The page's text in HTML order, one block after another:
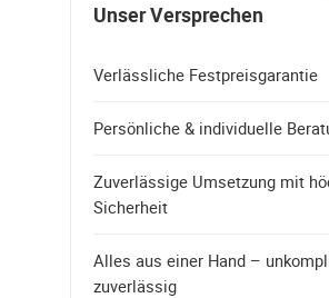
Unser Versprechen
Verlässliche Festpreisgarantie
Persönliche & individuelle
Zuverlässige Umsetzung mit
Sicherheit
Alles aus einer Hand –
zuverlässig